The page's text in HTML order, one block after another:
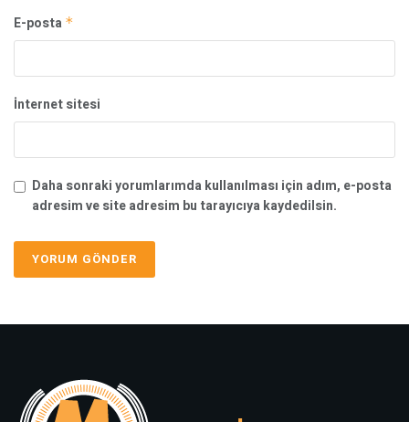
E-posta *
İnternet sitesi
Daha sonraki yorumlarımda kullanılması için adım, e-posta
adresim ve site adresim bu tarayıcıya kaydedilsin.